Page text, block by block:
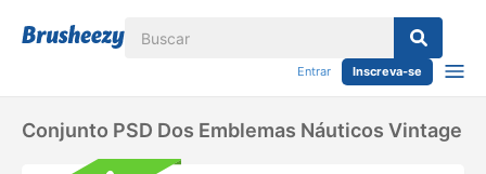
Entrar Inscreva-se
Conjunto PSD Dos Emblemas Náuticos Vintage